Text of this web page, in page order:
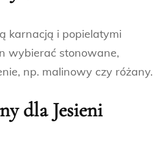
karnacją i popielatymi
wybierać stonowane,
np. malinowy czy różany.
dla Jesieni